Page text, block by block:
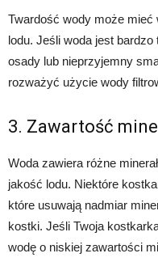
Twardość wody może mieć
lodu. Jeśli woda jest bardzo
osady lub nieprzyjemny
rozważyć użycie wody
3. Zawartość
Woda zawiera różne
jakość lodu. Niektóre
które usuwają nadmiar
kostki. Jeśli Twoja
wodę o niskiej zawartości